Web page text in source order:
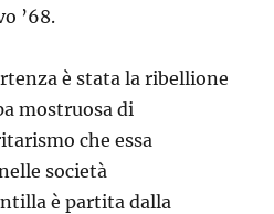
’68.
è stata la ribellione
mostruosa di
che essa
società
è partita dalla